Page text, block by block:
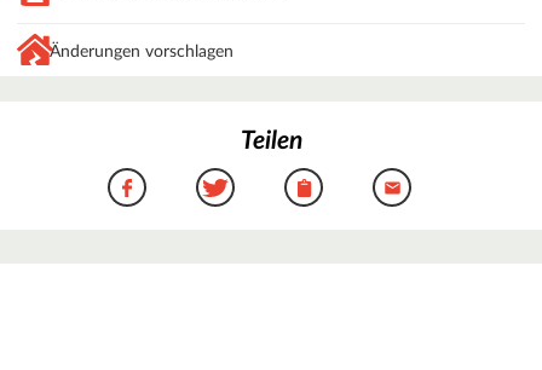
Änderungen vorschlagen
Teilen